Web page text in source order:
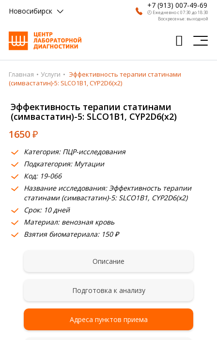
Новосибирск
+7 (913) 007-49-69
🕗 Ежедневно с 07:30 до 18:30
Воскресенье: выходной
Главная
Врачи
Получить результат
Пациентам
О компании
Где сдать
Партнерам
Главная Услуги
Эффективность терапии статинами
(симвастатин)-5: SLCO1B1, CYP2D6(х2)
Эффективность терапии статинами
(симвастатин)-5: SLCO1B1, CYP2D6(х2)
1650₽
Категория: ПЦР-исследования
Подкатегория: Мутации
Код: 19-066
Название исследования: Эффективность терапии
статинами (симвастатин)-5: SLCO1B1, CYP2D6(х2)
Срок: 10 дней
Материал: венозная кровь
Взятия биоматериала: 150 ₽
Описание
Подготовка к анализу
Адреса пунктов приема